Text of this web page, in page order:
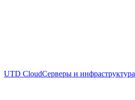
UTD CloudСерверы и инфраструктура